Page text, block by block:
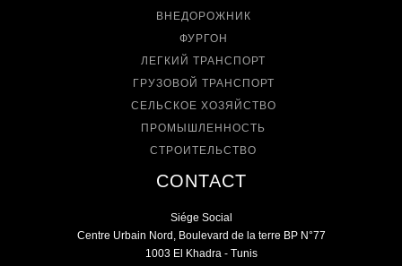
ВНЕДОРОЖНИК
ФУРГОН
ЛЕГКИЙ ТРАНСПОРТ
ГРУЗОВОЙ ТРАНСПОРТ
СЕЛЬСКОЕ ХОЗЯЙСТВО
ПРОМЫШЛЕННОСТЬ
СТРОИТЕЛЬСТВО
CONTACT
Siége Social
Centre Urbain Nord, Boulevard de la terre BP N°77
1003 El Khadra - Tunis